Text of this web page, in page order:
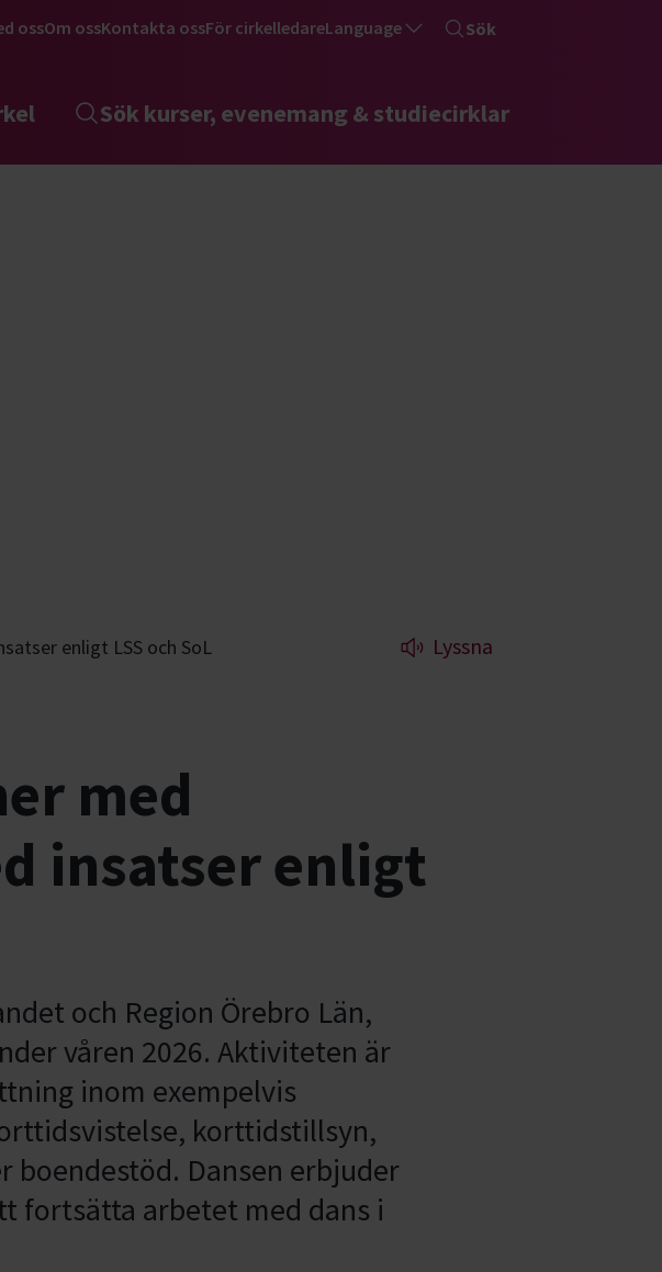
ossOm ossKontakta ossFör cirkelledareLanguage Sök
Sök kurser, evenemang & studiecirklar
enligt LSS och SoL Lyssna
med
insatser enligt
och Region Örebro Län,
våren 2026. Aktiviteten är
inom exempelvis
korttidstillsyn,
boendestöd. Dansen erbjuder
fortsätta arbetet med dans i